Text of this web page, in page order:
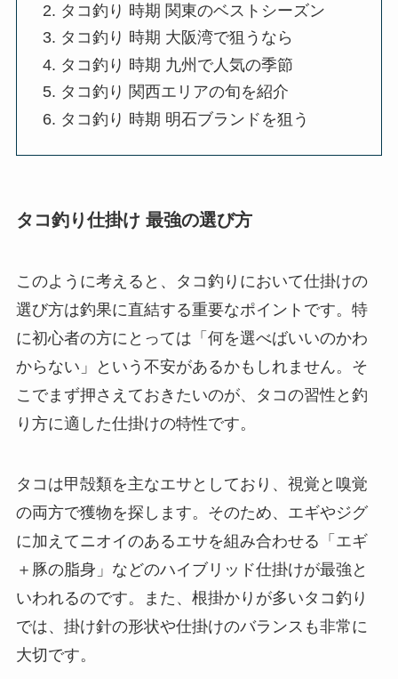
タコ釣り 時期 関東のベストシーズン
タコ釣り 時期 大阪湾で狙うなら
タコ釣り 時期 九州で人気の季節
タコ釣り 関西エリアの旬を紹介
タコ釣り 時期 明石ブランドを狙う
タコ釣り仕掛け 最強の選び方
このように考えると、タコ釣りにおいて仕掛けの
選び方は釣果に直結する重要なポイントです。特
に初心者の方にとっては「何を選べばいいのかわ
からない」という不安があるかもしれません。そ
こでまず押さえておきたいのが、タコの習性と釣
り方に適した仕掛けの特性です。
タコは甲殻類を主なエサとしており、視覚と嗅覚
の両方で獲物を探します。そのため、エギやジグ
に加えてニオイのあるエサを組み合わせる「エギ
＋豚の脂身」などのハイブリッド仕掛けが最強と
いわれるのです。また、根掛かりが多いタコ釣り
では、掛け針の形状や仕掛けのバランスも非常に
大切です。